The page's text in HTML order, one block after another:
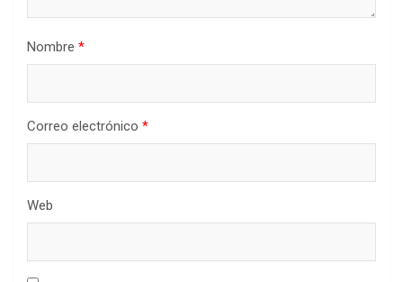
Nombre *
Correo electrónico *
Web